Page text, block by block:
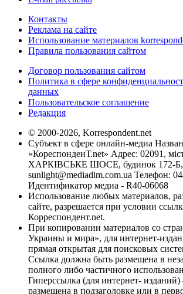
Контакты
Реклама на сайте
Использование материалов
Правила пользования сайтом
Договор пользования сайтом
Политика в сфере
данных
Пользовательское соглашение
Редакция
© 2000-2026, Korrespondent.net
Субъект в сфере онлайн-медиа
«КореспонденТ.net» Адрес: 02091,
ХАРКІВСЬКЕ ШОСЕ, будинок 172-Б,
sunlight@mediadim.com.ua Телефон:
Идентификатор медиа - R40-06068
Использование любых материалов,
сайте, разрешается при условии
Корреспондент.net.
При копировании материалов со
Украины и мира», для интернет-
прямая открытая для поисковых
Ссылка должна быть размещена в
полного либо частичного
Гиперссылка (для интернет-
размещена в подзаголовке или в